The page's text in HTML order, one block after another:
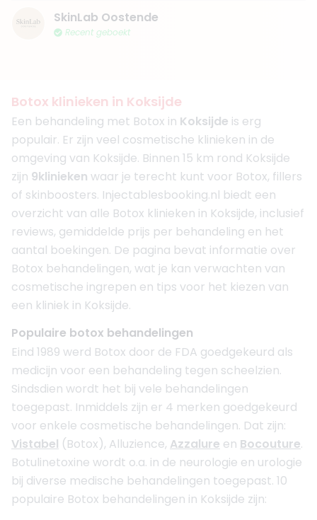
SkinLab Oostende
Recent geboekt
Botox klinieken in Koksijde
Een behandeling met Botox in Koksijde is erg
populair. Er zijn veel cosmetische klinieken in de
omgeving van Koksijde. Binnen 15 km rond Koksijde
zijn 9klinieken waar je terecht kunt voor Botox, fillers
of skinboosters. Injectablesbooking.nl biedt een
overzicht van alle Botox klinieken in Koksijde, inclusief
reviews, gemiddelde prijs per behandeling en het
aantal boekingen. De pagina bevat informatie over
Botox behandelingen, wat je kan verwachten van
cosmetische ingrepen en tips voor het kiezen van
een kliniek in Koksijde.
Populaire botox behandelingen
Eind 1989 werd Botox door de FDA goedgekeurd als
medicijn voor een behandeling tegen scheelzien.
Sindsdien wordt het bij vele behandelingen
toegepast. Inmiddels zijn er 4 merken goedgekeurd
voor enkele cosmetische behandelingen. Dat zijn:
Vistabel (Botox), Alluzience, Azzalure en Bocouture.
Botulinetoxine wordt o.a. in de neurologie en urologie
bij diverse medische behandelingen toegepast. 10
populaire Botox behandelingen in Koksijde zijn: